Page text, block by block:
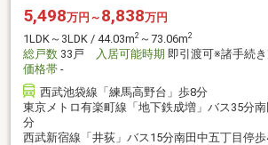
5,498万円～ 8,838万円
1LDK～3LDK / 44.03m2 ～73.06m2
総戸数 33戸 入居可能時期 即引渡可※諸手続
価格帯 -
西武池袋線「練馬高野台」歩8分
東京メトロ有楽町線「地下鉄成増」バス35分
分
西武新宿線「井荻」バス15分南田中五丁目停歩